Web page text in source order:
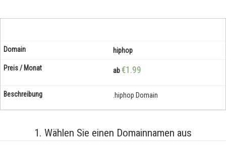
hiphop
ab€1.99
.hiphop Domain
1. Wählen Sie einen Domainnamen aus